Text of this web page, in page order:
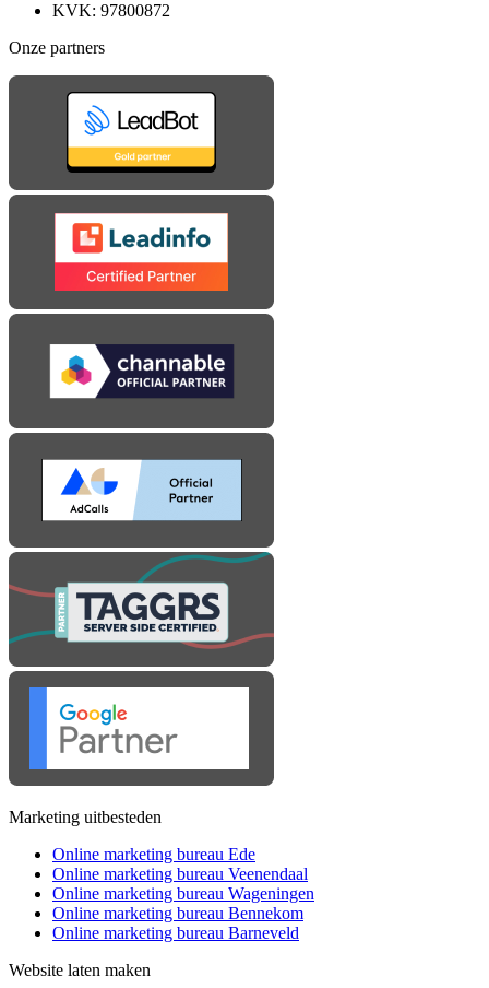
KVK: 97800872
Onze partners
Marketing uitbesteden
Online marketing bureau Ede
Online marketing bureau Veenendaal
Online marketing bureau Wageningen
Online marketing bureau Bennekom
Online marketing bureau Barneveld
Website laten maken